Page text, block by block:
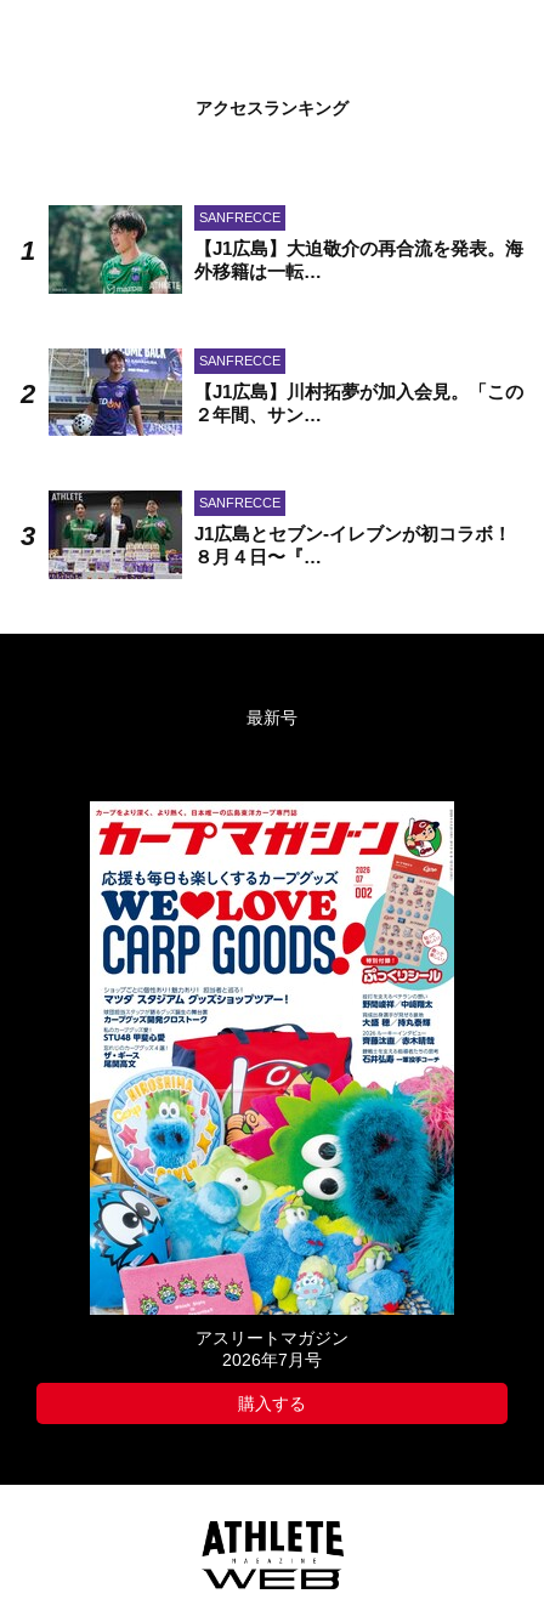
アクセスランキング
SANFRECCE
【J1広島】大迫敬介の再合流を発表。海
外移籍は一転…
SANFRECCE
【J1広島】川村拓夢が加入会見。「この
２年間、サン…
SANFRECCE
J1広島とセブン-イレブンが初コラボ！
８月４日〜『…
最新号
アスリートマガジン
2026年7月号
購入する